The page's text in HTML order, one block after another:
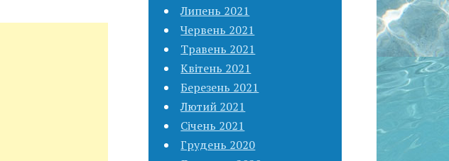
Липень 2021
Червень 2021
Травень 2021
Квітень 2021
Березень 2021
Лютий 2021
Січень 2021
Грудень 2020